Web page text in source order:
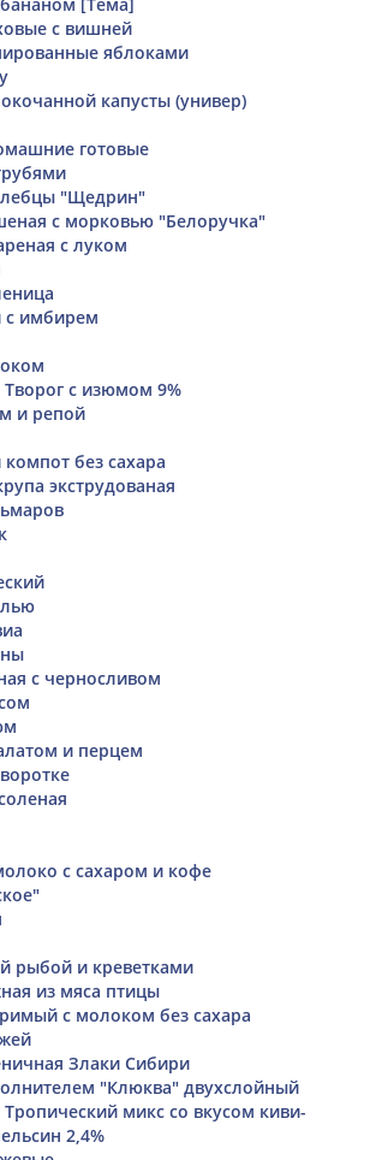
с вишней
яблоками
капусты (универ)
готовые
"Щедрин"
с морковью "Белоручка"
с луком
с имбирем
Творог с изюмом 9%
и репой
без сахара
экструдованая
с черносливом
и перцем
с сахаром и кофе
рыбой и креветками
из мяса птицы
с молоком без сахара
Злаки Сибири
"Клюква" двухслойный
микс со вкусом киви-
2,4%